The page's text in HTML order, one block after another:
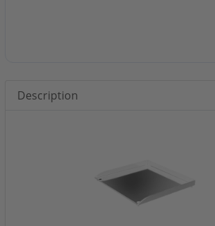
Description